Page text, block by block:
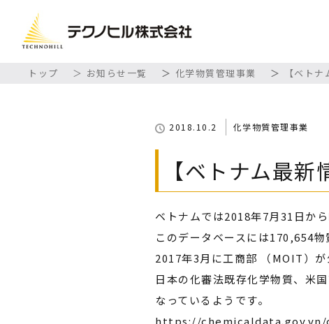
トップ お知らせ一覧 化学物質管理事業 【ベト
2018.10.2 化学物質管理事業
【ベトナム最
ベトナムでは2018年7月31日
このデータベースには170,654
2017年3月に工商部 （MOIT）が
日本の化審法既存化学物質、米
なっているようです。
https://chemicaldata.gov.vn/